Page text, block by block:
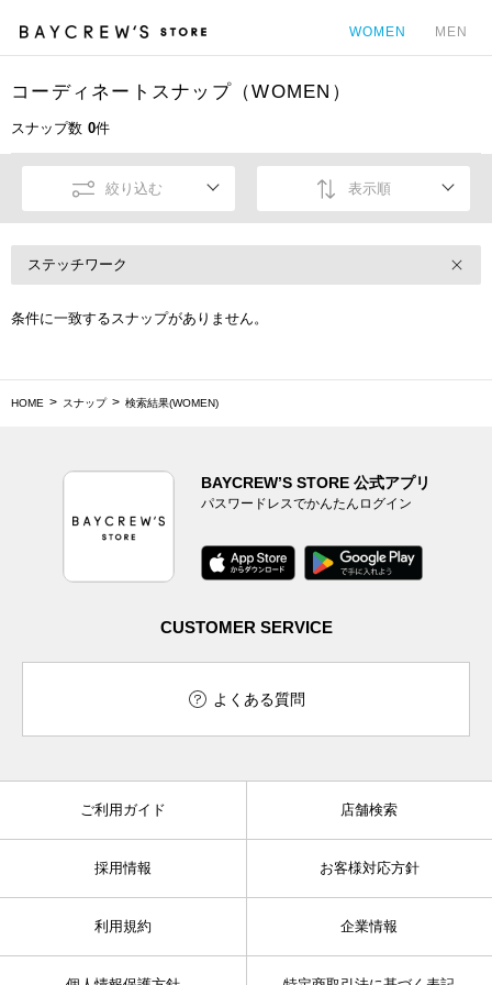
WOMEN MEN
コーディネートスナップ（WOMEN）
スナップ数 0件
絞り込む 表示順
ステッチワーク
条件に一致するスナップがありません。
HOME スナップ 検索結果(WOMEN)
BAYCREW’S STORE 公式アプリ
パスワードレスでかんたんログイン
CUSTOMER SERVICE
よくある質問
ご利用ガイド 店舗検索
採用情報 お客様対応方針
利用規約 企業情報